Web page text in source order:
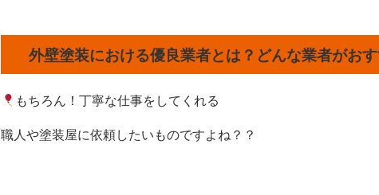
外壁塗装における優良業者とは？どんな業者がおす
もちろん！丁寧な仕事をしてくれる
職人や塗装屋に依頼したいものですよね？？